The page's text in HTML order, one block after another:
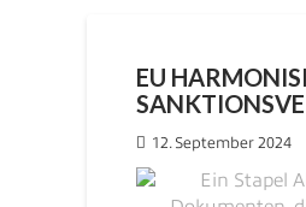
EU
12. September 2024